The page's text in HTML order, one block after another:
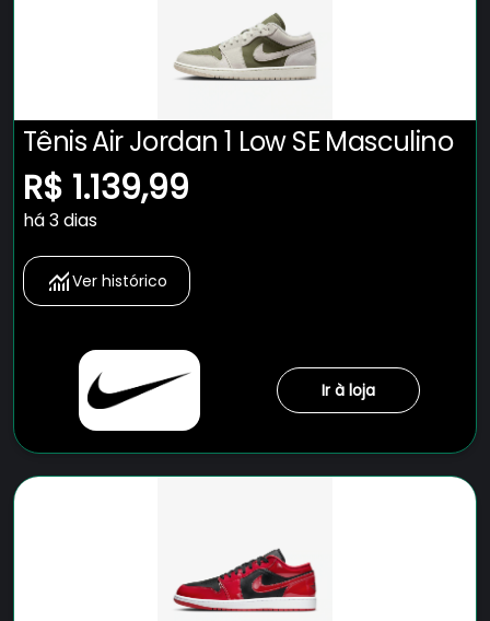
Tênis Air Jordan 1 Low SE Masculino
R$ 1.139,99
há 3 dias
Ver histórico
Ir à loja